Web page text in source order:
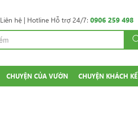
Liên hệ | Hotline Hỗ trợ 24/7:0906 259 498
CHUYỆN CỦA VƯỜN CHUYỆN KHÁCH KỂ